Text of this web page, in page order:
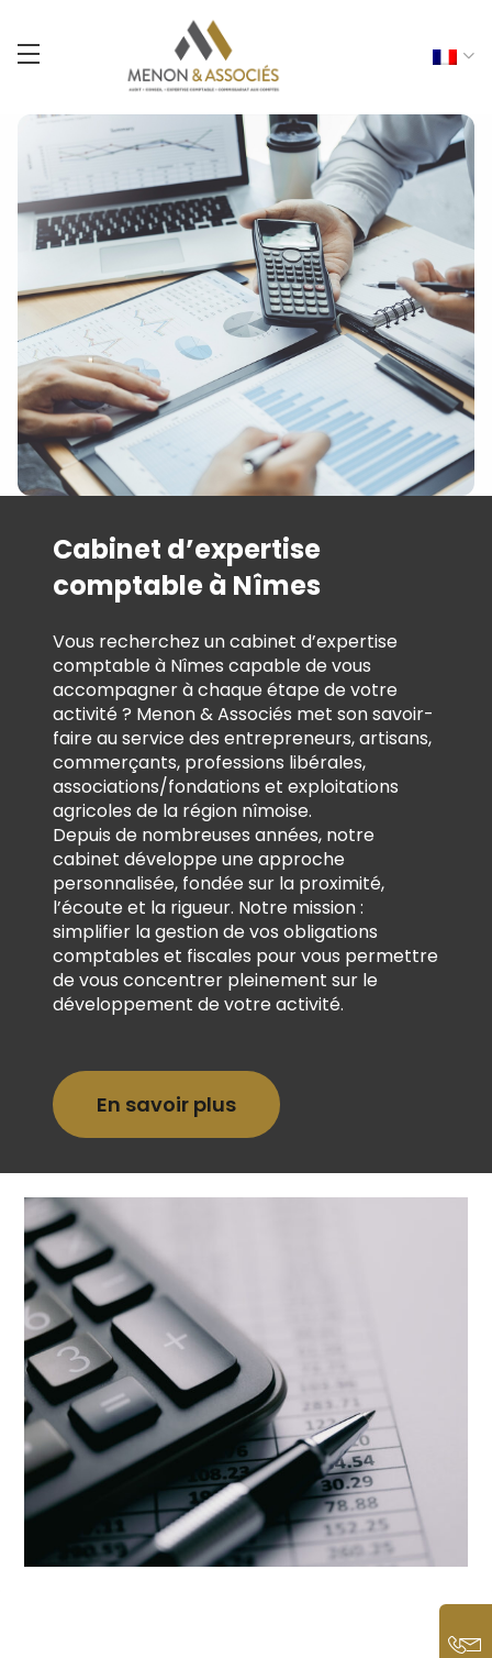
Cabinet d’expertise
comptable à Nîmes
Vous recherchez un cabinet d’expertise
comptable à Nîmes capable de vous
accompagner à chaque étape de votre
activité ? Menon & Associés met son savoir-
faire au service des entrepreneurs, artisans,
commerçants, professions libérales,
associations/fondations et exploitations
agricoles de la région nîmoise.
Depuis de nombreuses années, notre
cabinet développe une approche
personnalisée, fondée sur la proximité,
l’écoute et la rigueur. Notre mission :
simplifier la gestion de vos obligations
comptables et fiscales pour vous permettre
de vous concentrer pleinement sur le
développement de votre activité.
En savoir plus